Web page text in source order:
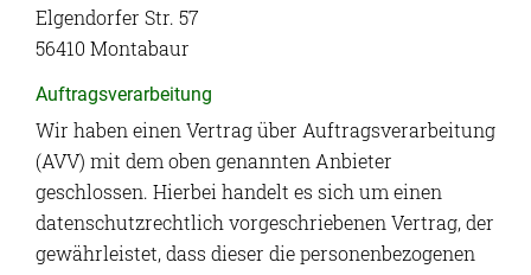
Elgendorfer Str. 57
56410 Montabaur
Auftragsverarbeitung
Wir haben einen Vertrag über Auftragsverarbeitung
(AVV) mit dem oben genannten Anbieter
geschlossen. Hierbei handelt es sich um einen
datenschutzrechtlich vorgeschriebenen Vertrag, der
gewährleistet, dass dieser die personenbezogenen